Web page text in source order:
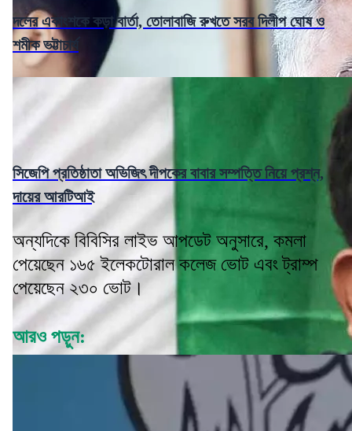
দলের একাংশকে কড়া বার্তা, তোলাবাজি রুখতে সরব দিলীপ ঘোষ ও
শমীক ভট্টাচার্য
সিজেপি প্রতিষ্ঠাতা অভিজিৎ দীপকের বাবার সম্পত্তি নিয়ে প্রশ্ন,
দায়ের আরটিআই
অন্যদিকে বিবিসির লাইভ আপডেট অনুসারে, কমলা
পেয়েছেন ১৬৫ ইলেকটোরাল কলেজ ভোট এবং ট্রাম্প
পেয়েছেন ২৩০ ভোট।
আরও পড়ুন: